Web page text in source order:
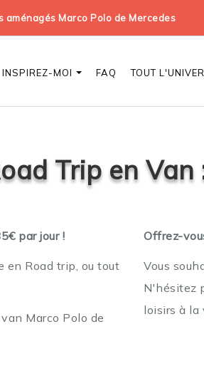
aménagés Marco Polo de Mercedes
INSPIREZ-MOI FAQ TOUT
Trip en
par jour !
en Road trip, ou tout
Marco Polo de
Offrez-
Vous
N'hésitez
loisirs à la